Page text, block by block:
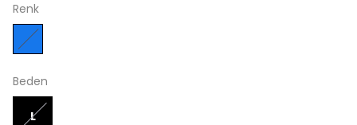
Renk
Beden
L